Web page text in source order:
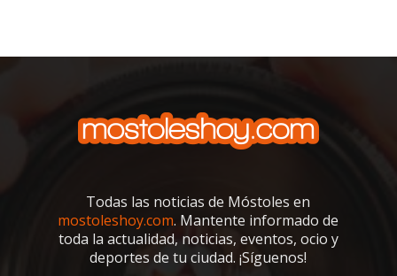
Todas las noticias de Móstoles en
mostoleshoy.com. Mantente informado de
toda la actualidad, noticias, eventos, ocio y
deportes de tu ciudad. ¡Síguenos!